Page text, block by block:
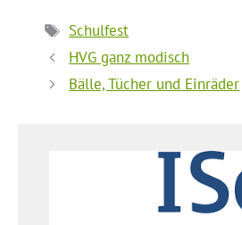
Schlagwörter
Schulfest
HVG ganz modisch
Bälle, Tücher und Einräder